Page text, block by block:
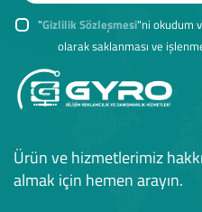
"Gizlilik Sözleşmesi"ni okudum
olarak saklanması ve
Ürün ve hizmetlerimiz
almak için hemen arayın.